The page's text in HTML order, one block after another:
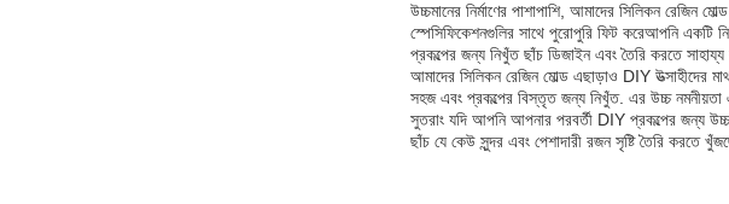
উচ্চমানের নির্মাণের পাশাপাশি, আমাদের সিলিকন
স্পেসিফিকেশনগুলির সাথে পুরোপুরি ফিট করেআপনি একটি
প্রকল্পের জন্য নিখুঁত ছাঁচ ডিজাইন এবং তৈরি করতে
আমাদের সিলিকন রেজিন মোল্ড এছাড়াও DIY উত্সাহীদের
সহজ এবং প্রকল্পের বিস্তৃত জন্য নিখুঁত. এর উচ্চ
সুতরাং যদি আপনি আপনার পরবর্তী DIY প্রকল্পের জন্য
ছাঁচ যে কেউ সুন্দর এবং পেশাদারী রজন সৃষ্টি তৈরি করতে